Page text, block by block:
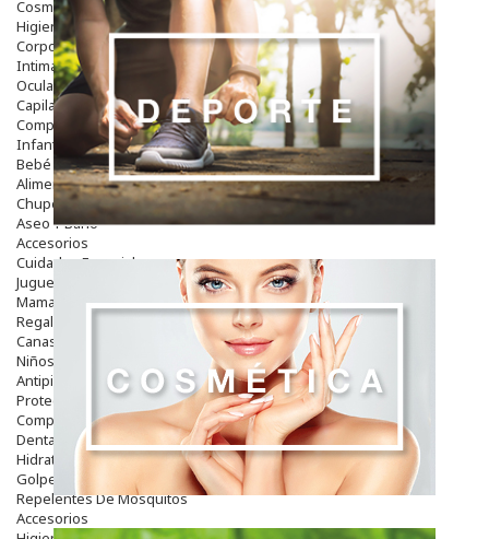
Cosmetica Facial Piel Sensible
Higiene
Corporal
Intima
Ocular
Capilar
Complementos
Infantil
Bebé
Alimentación Y Complementos
Chupetes Y Mordedores
Aseo Y Baño
Accesorios
Cuidados Especiales
Juguetes
Mama
Regalos
Canastilla
Niños
Antipiojos
Protección Solar
Complementos Alimentarios
Dentales
Hidratantes
Golpes Y Hematomas
Repelentes De Mosquitos
Accesorios